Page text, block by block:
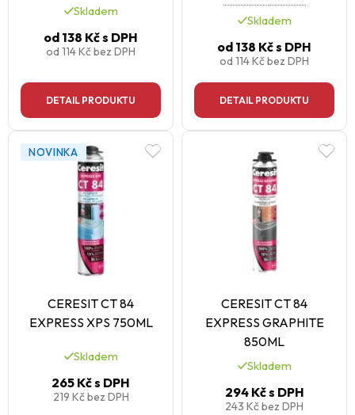
Skladem
od 138 Kčs DPH
od 114 Kčbez DPH
DETAIL PRODUKTU
Skladem
od 138 Kčs DPH
od 114 Kčbez DPH
DETAIL PRODUKTU
NOVINKA
CERESIT CT 84
EXPRESS XPS 750ML
Skladem
265 Kčs DPH
219 Kčbez DPH
CERESIT CT 84
EXPRESS GRAPHITE
850ML
Skladem
294 Kčs DPH
243 Kčbez DPH